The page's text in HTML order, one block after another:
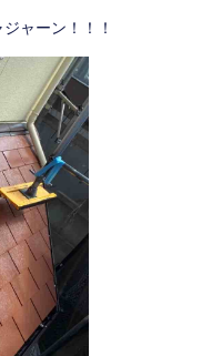
ャーン！！！